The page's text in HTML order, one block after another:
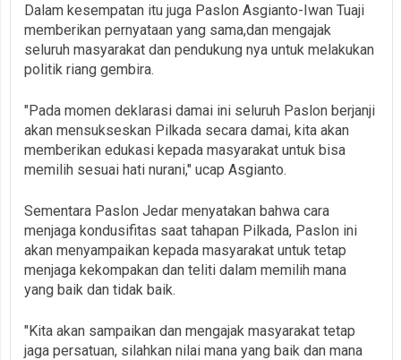
Dalam kesempatan itu juga Paslon Asgianto-Iwan Tuaji
memberikan pernyataan yang sama,dan mengajak
seluruh masyarakat dan pendukung nya untuk melakukan
politik riang gembira.
"Pada momen deklarasi damai ini seluruh Paslon berjanji
akan mensukseskan Pilkada secara damai, kita akan
memberikan edukasi kepada masyarakat untuk bisa
memilih sesuai hati nurani," ucap Asgianto.
Sementara Paslon Jedar menyatakan bahwa cara
menjaga kondusifitas saat tahapan Pilkada, Paslon ini
akan menyampaikan kepada masyarakat untuk tetap
menjaga kekompakan dan teliti dalam memilih mana
yang baik dan tidak baik.
"Kita akan sampaikan dan mengajak masyarakat tetap
jaga persatuan, silahkan nilai mana yang baik dan mana